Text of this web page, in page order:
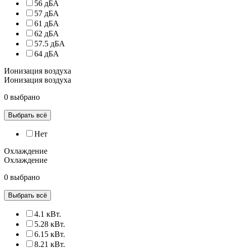
56 дБА
57 дБА
61 дБА
62 дБА
57.5 дБА
64 дБА
Ионизация воздуха
Ионизация воздуха
0 выбрано
Выбрать всё
Нет
Охлаждение
Охлаждение
0 выбрано
Выбрать всё
4.1 кВт.
5.28 кВт.
6.15 кВт.
8.21 кВт.